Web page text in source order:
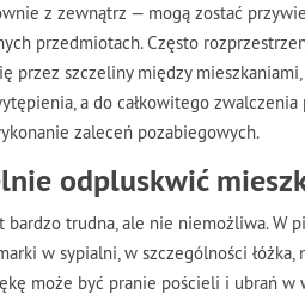
z zewnątrz — mogą zostać
przedmiotach. Często
przez szczeliny między
a do całkowitego
zaleceń pozabiegowych.
odpluskwić
bardzo trudna, ale nie niemożliwa. W
w sypialni, w szczególności
może być pranie pościeli i ubrań